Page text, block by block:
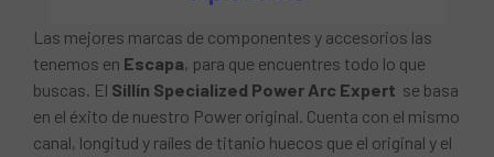
Las mejores marcas de componentes y accesorios las
tenemos en Escapa, para que encuentres todo lo que
buscas. El Sillín Specialized Power Arc Expert se basa
en el éxito de nuestro Power original. Cuenta con el mismo
canal, longitud y raíles de titanio huecos que el original y el